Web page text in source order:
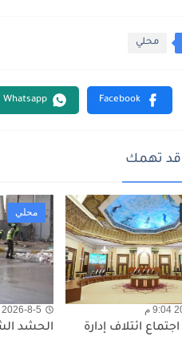
محلي
قد تهمك
م
ائتلاف إدارة
محلي
2026-8-5 8:12 م
الحشد